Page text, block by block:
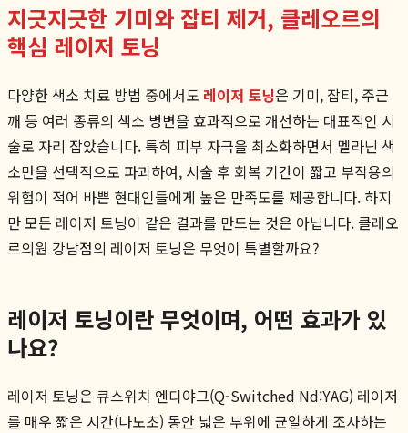
지긋지긋한 기미와 잡티 제거, 클레오르의
핵심 레이저 토닝
다양한 색소 치료 방법 중에서도 레이저 토닝은 기미, 잡티, 주근
깨 등 여러 종류의 색소 병변을 효과적으로 개선하는 대표적인 시
술로 자리 잡았습니다. 특히 피부 자극을 최소화하면서 멜라닌 색
소만을 선택적으로 파괴하여, 시술 후 회복 기간이 짧고 부작용의
위험이 적어 바쁜 현대인들에게 높은 만족도를 제공합니다. 하지
만 모든 레이저 토닝이 같은 결과를 만드는 것은 아닙니다. 클레오
르의원 강남점의 레이저 토닝은 무엇이 특별할까요?
레이저 토닝이란 무엇이며, 어떤 효과가 있
나요?
레이저 토닝은 큐스위치 엔디야그(Q-Switched Nd:YAG) 레이저
를 매우 짧은 시간(나노초) 동안 넓은 부위에 균일하게 조사하는